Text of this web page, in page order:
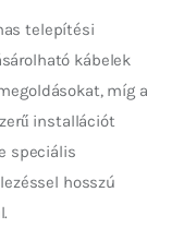
telepítési
kábelek
míg a
installációt
speciális
hosszú